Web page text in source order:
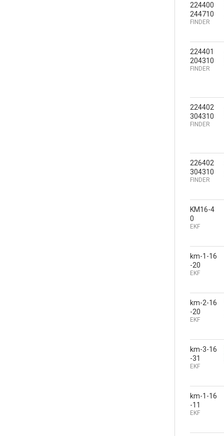
224400
244710
FINDER
224401
204310
FINDER
224402
304310
FINDER
226402
304310
FINDER
KM16-4
0
EKF
km-1-16
-20
EKF
km-2-16
-20
EKF
km-3-16
-31
EKF
km-1-16
-11
EKF